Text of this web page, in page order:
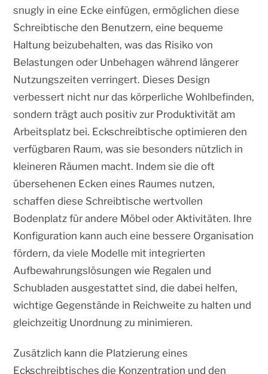
snugly in eine Ecke einfügen, ermöglichen diese
Schreibtische den Benutzern, eine bequeme
Haltung beizubehalten, was das Risiko von
Belastungen oder Unbehagen während längerer
Nutzungszeiten verringert. Dieses Design
verbessert nicht nur das körperliche Wohlbefinden,
sondern trägt auch positiv zur Produktivität am
Arbeitsplatz bei. Eckschreibtische optimieren den
verfügbaren Raum, was sie besonders nützlich in
kleineren Räumen macht. Indem sie die oft
übersehenen Ecken eines Raumes nutzen,
schaffen diese Schreibtische wertvollen
Bodenplatz für andere Möbel oder Aktivitäten. Ihre
Konfiguration kann auch eine bessere Organisation
fördern, da viele Modelle mit integrierten
Aufbewahrungslösungen wie Regalen und
Schubladen ausgestattet sind, die dabei helfen,
wichtige Gegenstände in Reichweite zu halten und
gleichzeitig Unordnung zu minimieren.
Zusätzlich kann die Platzierung eines
Eckschreibtisches die Konzentration und den